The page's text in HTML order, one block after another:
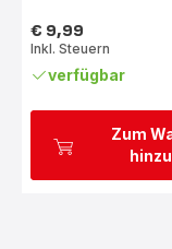
Zum
Preis
€ 9,99
Inkl. Steuern
verfügbar